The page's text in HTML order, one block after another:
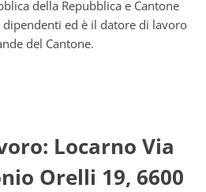
della Repubblica e Cantone
ed è il datore di lavoro
del Cantone.
Locarno Via
Orelli 19, 6600